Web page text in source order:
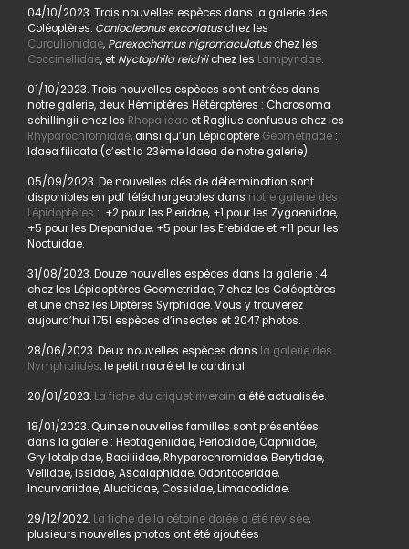
04/10/2023. Trois nouvelles espèces dans la galerie des
Coléoptères. Coniocleonus excoriatuschez les
Curculionidae, Parexochomus nigromaculatuschez les
Coccinellidae, et Nyctophila reichiichez les Lampyridae.
01/10/2023. Trois nouvelles espèces sont entrées dans
notre galerie, deux Hémiptères Hétéroptères : Chorosoma
schillingii chez les Rhopalidaeet Raglius confusus chez les
Rhyparochromidae, ainsi qu’un Lépidoptère Geometridae:
Idaea filicata (c’est la 23ème Idaea de notre galerie).
05/09/2023. De nouvelles clés de détermination sont
disponibles en pdf téléchargeables dans notre galerie des
Lépidoptères : +2 pour les Pieridae, +1 pour les Zygaenidae,
+5 pour les Drepanidae, +5 pour les Erebidae et +11 pour les
Noctuidae.
31/08/2023. Douze nouvelles espèces dans la galerie : 4
chez les Lépidoptères Geometridae, 7 chez les Coléoptères
et une chez les Diptères Syrphidae. Vous y trouverez
aujourd’hui 1751 espèces d’insectes et 2047 photos.
28/06/2023. Deux nouvelles espèces dans la galerie des
Nymphalidés, le petit nacré et le cardinal.
20/01/2023. La fiche du criquet riverain a été actualisée.
18/01/2023. Quinze nouvelles familles sont présentées
dans la galerie : Heptageniidae, Perlodidae, Capniidae,
Gryllotalpidae, Baciliidae, Rhyparochromidae, Berytidae,
Veliidae, Issidae, Ascalaphidae, Odontoceridae,
Incurvariidae, Alucitidae, Cossidae, Limacodidae.
29/12/2022. La fiche de la cétoine dorée a été révisée,
plusieurs nouvelles photos ont été ajoutées